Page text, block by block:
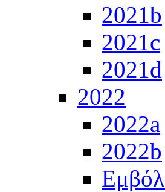
2021b
2021c
2021d
2022
2022a
2022b